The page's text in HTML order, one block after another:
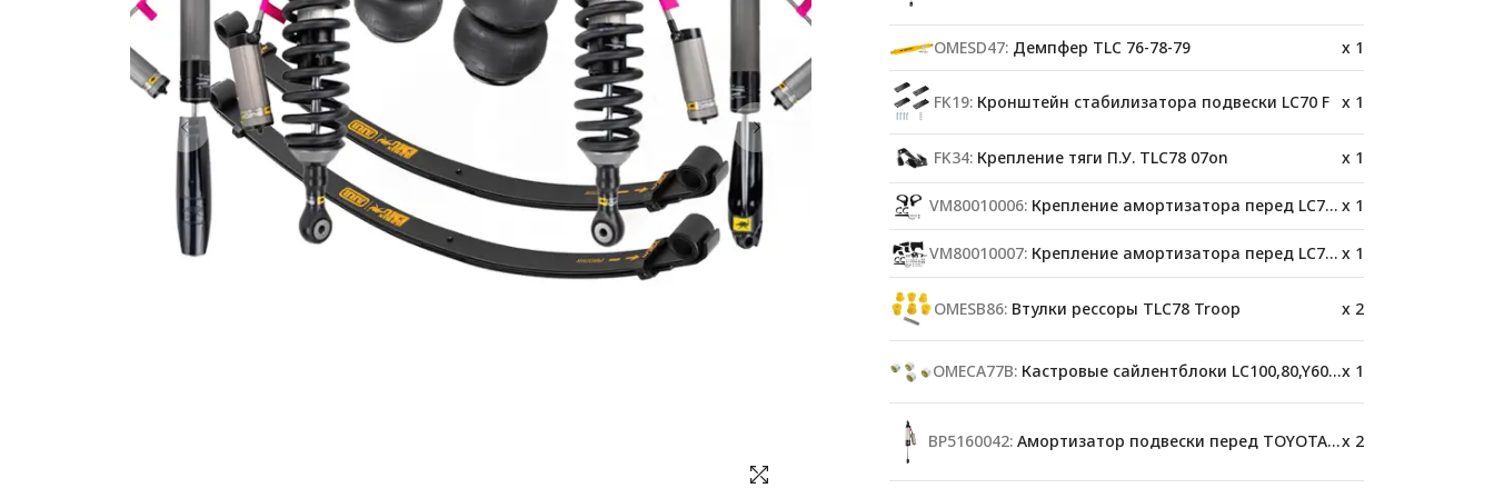
OMESD47:Демпфер TLC 76-78-79 x 1
FK19:Кронштейн стабилизатора подвески LC70 F x 1
FK34:Крепление тяги П.У. TLC78 07on x 1
VM80010006: Крепление амортизатора перед LC76/78/79 x 1
VM80010007: Крепление амортизатора перед LC76/78/79 x 1
OMESB86:Втулки рессоры TLC78 Troop x 2
OMECA77B:Кастровые сайлентблоки LC100,80,Y60,78 x 1
BP5160042:Амортизатор подвески перед TOYOTA 76/78/79 x 2